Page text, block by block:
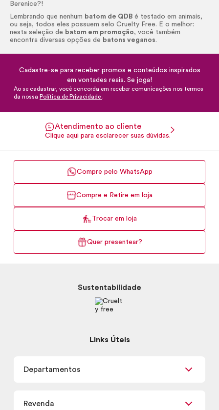
Berenice?!
Lembrando que nenhum batom de QDB é testado em animais,
ou seja, todos eles possuem seloCruelty Free. E o melhor:
nesta seleção de batom em promoção, você também
encontra diversas opções de batons veganos.
Cadastre-se para receber promos e conteúdos inspirados
em vontades reais. Se joga!
Ao se cadastrar, você concorda em receber comunicações nos termos
da nossa Política de Privacidade .
Atendimento ao cliente
Clique aqui para esclarecer suas dúvidas.
Compre pelo WhatsApp
Compre e Retire em loja
Trocar em loja
Quer presentear?
Sustentabilidade
Links Úteis
Departamentos
Skincare
Revenda